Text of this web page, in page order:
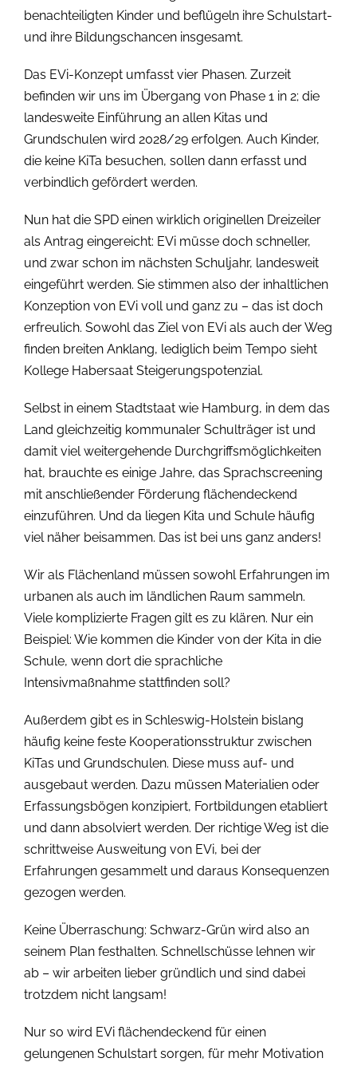
benachteiligten Kinder und beflügeln ihre Schulstart-
und ihre Bildungschancen insgesamt.
Das EVi-Konzept umfasst vier Phasen. Zurzeit
befinden wir uns im Übergang von Phase 1 in 2; die
landesweite Einführung an allen Kitas und
Grundschulen wird 2028/29 erfolgen. Auch Kinder,
die keine KiTa besuchen, sollen dann erfasst und
verbindlich gefördert werden.
Nun hat die SPD einen wirklich originellen Dreizeiler
als Antrag eingereicht: EVi müsse doch schneller,
und zwar schon im nächsten Schuljahr, landesweit
eingeführt werden. Sie stimmen also der inhaltlichen
Konzeption von EVi voll und ganz zu – das ist doch
erfreulich. Sowohl das Ziel von EVi als auch der Weg
finden breiten Anklang, lediglich beim Tempo sieht
Kollege Habersaat Steigerungspotenzial.
Selbst in einem Stadtstaat wie Hamburg, in dem das
Land gleichzeitig kommunaler Schulträger ist und
damit viel weitergehende Durchgriffsmöglichkeiten
hat, brauchte es einige Jahre, das Sprachscreening
mit anschließender Förderung flächendeckend
einzuführen. Und da liegen Kita und Schule häufig
viel näher beisammen. Das ist bei uns ganz anders!
Wir als Flächenland müssen sowohl Erfahrungen im
urbanen als auch im ländlichen Raum sammeln.
Viele komplizierte Fragen gilt es zu klären. Nur ein
Beispiel: Wie kommen die Kinder von der Kita in die
Schule, wenn dort die sprachliche
Intensivmaßnahme stattfinden soll?
Außerdem gibt es in Schleswig-Holstein bislang
häufig keine feste Kooperationsstruktur zwischen
KiTas und Grundschulen. Diese muss auf- und
ausgebaut werden. Dazu müssen Materialien oder
Erfassungsbögen konzipiert, Fortbildungen etabliert
und dann absolviert werden. Der richtige Weg ist die
schrittweise Ausweitung von EVi, bei der
Erfahrungen gesammelt und daraus Konsequenzen
gezogen werden.
Keine Überraschung: Schwarz-Grün wird also an
seinem Plan festhalten. Schnellschüsse lehnen wir
ab – wir arbeiten lieber gründlich und sind dabei
trotzdem nicht langsam!
Nur so wird EVi flächendeckend für einen
gelungenen Schulstart sorgen, für mehr Motivation